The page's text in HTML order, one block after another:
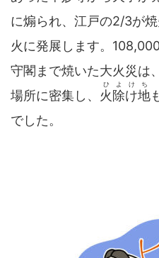
に煽られ、江戸の2/3が
火に発展します。
守閣まで焼いた大火災は
場所に密集し、 火除け地
ひよけち
でした。